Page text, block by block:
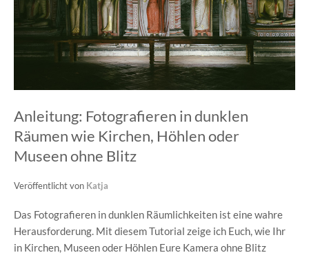
Anleitung: Fotografieren in dunklen
Räumen wie Kirchen, Höhlen oder
Museen ohne Blitz
Veröffentlicht von Katja
Das Fotografieren in dunklen Räumlichkeiten ist eine wahre
Herausforderung. Mit diesem Tutorial zeige ich Euch, wie Ihr
in Kirchen, Museen oder Höhlen Eure Kamera ohne Blitz